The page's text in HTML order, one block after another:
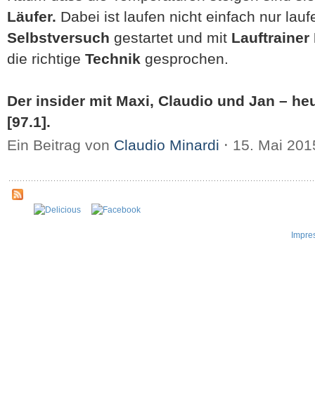
Läufer. Dabei ist laufen nicht einfach nur
Selbstversuch gestartet und mit Lauftrainer
die richtige Technik gesprochen.
Der insider mit Maxi, Claudio und Jan –
[97.1].
Ein Beitrag von Claudio Minardi ⋅ 15. Mai